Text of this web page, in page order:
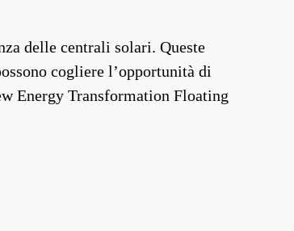
delle centrali solari. Queste
cogliere l’opportunità di
Energy Transformation Floating